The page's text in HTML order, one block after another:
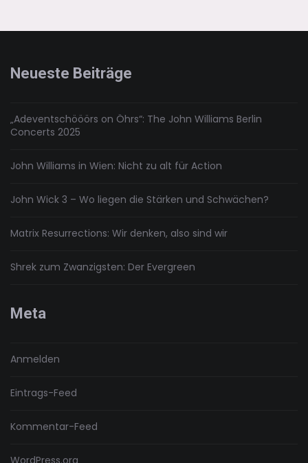
Neueste Beiträge
„Adeventschööörs on Öhrs“: The John Williams Berlin
Concerts 2025
John Williams in Wien: Nicht zu alt für Action
John Wick 3 – Wo liegen die Stärken und Schwächen?
Matrix Resurrections: Wir denken, also sind wir
Shrek zum Zwanzigsten: Der Evergreen
Meta
Anmelden
Eintrags-Feed
Kommentar-Feed
WordPress.org